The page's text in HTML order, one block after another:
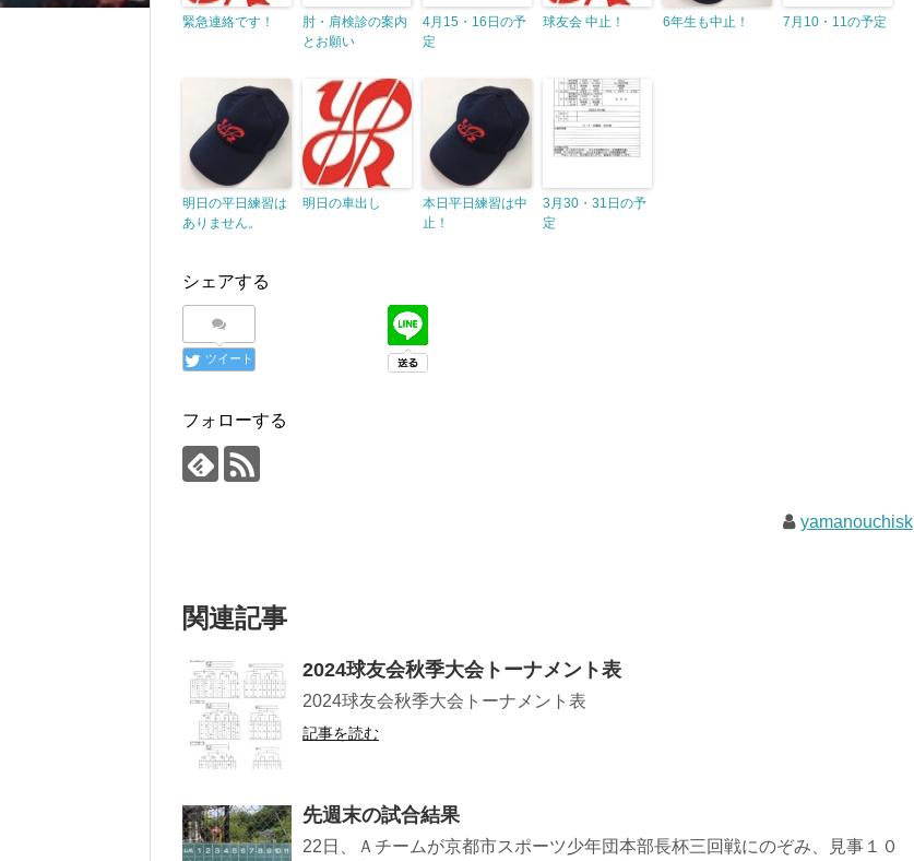
緊急連絡です！
肘・肩検診の案内
とお願い
4月15・16日の予
定
球友会 中止！ 6年生も中止！ 7月10・11の予定
明日の平日練習は
ありません。
明日の車出し
本日平日練習は中
止！
3月30・31日の予
定
シェアする
ツイート
フォローする
yamanouchisk
関連記事
2024球友会秋季大会トーナメント表
2024球友会秋季大会トーナメント表
記事を読む
先週末の試合結果
22日、Ａチームが京都市スポーツ少年団本部長杯三回戦にのぞみ、見事１０